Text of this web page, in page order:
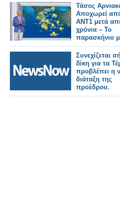
Τάσος
Αποχωρεί
ΑΝΤ1 μετά
χρόνια – Το
παρασκήνιο
πάρτι που
ποτέ
Συνεχίζεται
δίκη για τα
προβλέπει η
διάταξη της
προέδρου.